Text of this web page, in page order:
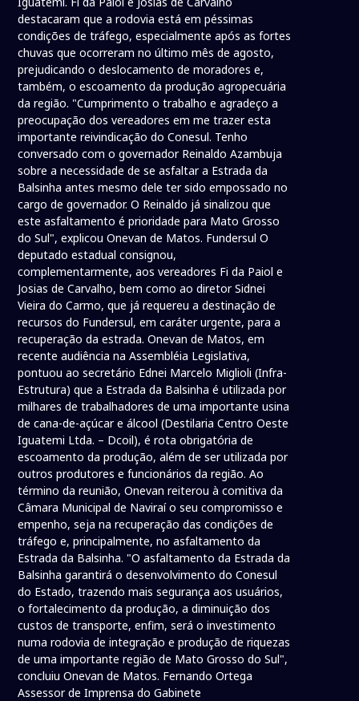
destacaram que a rodovia está em péssimas
condições de tráfego, especialmente após as fortes
chuvas que ocorreram no último mês de agosto,
prejudicando o deslocamento de moradores e,
também, o escoamento da produção agropecuária
da região. "Cumprimento o trabalho e agradeço a
preocupação dos vereadores em me trazer esta
importante reivindicação do Conesul. Tenho
conversado com o governador Reinaldo Azambuja
sobre a necessidade de se asfaltar a Estrada da
Balsinha antes mesmo dele ter sido empossado no
cargo de governador. O Reinaldo já sinalizou que
este asfaltamento é prioridade para Mato Grosso
do Sul", explicou Onevan de Matos. Fundersul O
deputado estadual consignou,
complementarmente, aos vereadores Fi da Paiol e
Josias de Carvalho, bem como ao diretor Sidnei
Vieira do Carmo, que já requereu a destinação de
recursos do Fundersul, em caráter urgente, para a
recuperação da estrada. Onevan de Matos, em
recente audiência na Assembléia Legislativa,
pontuou ao secretário Ednei Marcelo Miglioli (Infra-
Estrutura) que a Estrada da Balsinha é utilizada por
milhares de trabalhadores de uma importante usina
de cana-de-açúcar e álcool (Destilaria Centro Oeste
Iguatemi Ltda. – Dcoil), é rota obrigatória de
escoamento da produção, além de ser utilizada por
outros produtores e funcionários da região. Ao
término da reunião, Onevan reiterou à comitiva da
Câmara Municipal de Naviraí o seu compromisso e
empenho, seja na recuperação das condições de
tráfego e, principalmente, no asfaltamento da
Estrada da Balsinha. "O asfaltamento da Estrada da
Balsinha garantirá o desenvolvimento do Conesul
do Estado, trazendo mais segurança aos usuários,
o fortalecimento da produção, a diminuição dos
custos de transporte, enfim, será o investimento
numa rodovia de integração e produção de riquezas
de uma importante região de Mato Grosso do Sul",
concluiu Onevan de Matos. Fernando Ortega
Assessor de Imprensa do Gabinete